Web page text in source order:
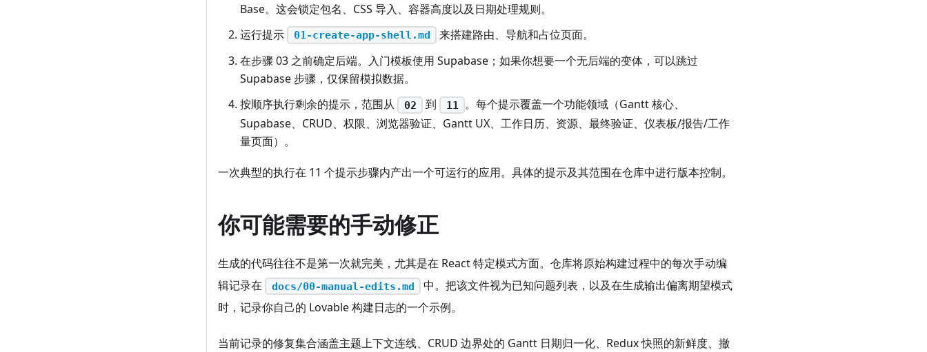
Base。这会锁定包名、CSS 导入、容器高度以及日期处理规则。
运行提示
01-create-app-shell.md
来搭建路由、导航和占位页面。
在步骤 03 之前确定后端。入门模板使用 Supabase；如果你想要一个无后端的变体，可以跳过
Supabase 步骤，仅保留模拟数据。
按顺序执行剩余的提示，范围从
02 到 11
。每个提示覆盖一个功能领域（Gantt 核心、
Supabase、CRUD、权限、浏览器验证、Gantt UX、工作日历、资源、最终验证、仪表板/报告/工作
量页面）。
一次典型的执行在 11 个提示步骤内产出一个可运行的应用。具体的提示及其范围在仓库中进行版本控制。
你可能需要的手动修正
生成的代码往往不是第一次就完美，尤其是在 React 特定模式方面。仓库将原始构建过程中的每次手动编
辑记录在
docs/00-manual-edits.md
中。把该文件视为已知问题列表，以及在生成输出偏离期望模式
时，记录你自己的 Lovable 构建日志的一个示例。
当前记录的修复集合涵盖主题上下文连线、CRUD 边界处的 Gantt 日期归一化、Redux 快照的新鲜度、撤